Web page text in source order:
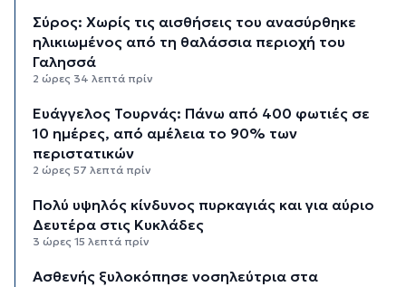
Σύρος: Χωρίς τις αισθήσεις του ανασύρθηκε
ηλικιωμένος από τη θαλάσσια περιοχή του
Γαλησσά
2 ώρες 34 λεπτά πρίν
Ευάγγελος Τουρνάς: Πάνω από 400 φωτιές σε
10 ημέρες, από αμέλεια το 90% των
περιστατικών
2 ώρες 57 λεπτά πρίν
Πολύ υψηλός κίνδυνος πυρκαγιάς και για αύριο
Δευτέρα στις Κυκλάδες
3 ώρες 15 λεπτά πρίν
Ασθενής ξυλοκόπησε νοσηλεύτρια στα